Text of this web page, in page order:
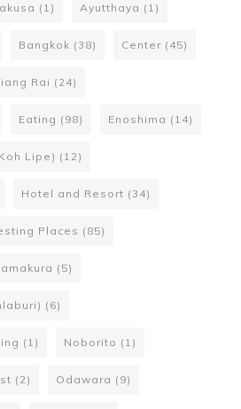
(1) Ayutthaya (1)
Bangkok (38) Center (45)
Rai (24)
Eating (98) Enoshima (14)
Lipe) (12)
Hotel and Resort (34)
Places (85)
(5)
(6)
(1) Noborito (1)
(2) Odawara (9)